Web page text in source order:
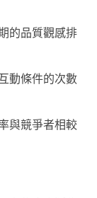
的品質觀感排
動條件的次數
與競爭者相較